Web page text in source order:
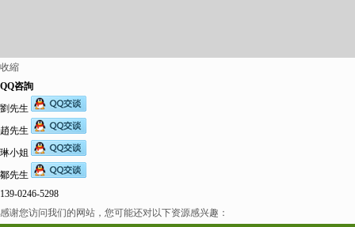
收縮
QQ咨詢
劉先生
趙先生
琳小姐
鄒先生
139-0246-5298
感谢您访问我们的网站，您可能还对以下资源感兴趣：